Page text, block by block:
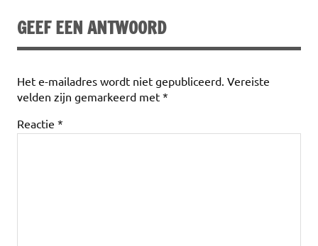
GEEF EEN ANTWOORD
Het e-mailadres wordt niet gepubliceerd. Vereiste
velden zijn gemarkeerd met *
Reactie *